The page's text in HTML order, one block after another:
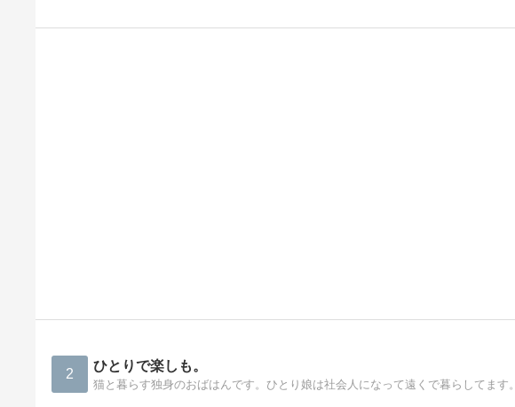
2 ひとりで楽しも。
猫と暮らす独身のおばはんです。ひとり娘は社会人になって遠くで暮らしてます。